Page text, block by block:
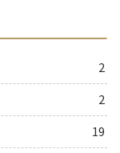
2
2
19